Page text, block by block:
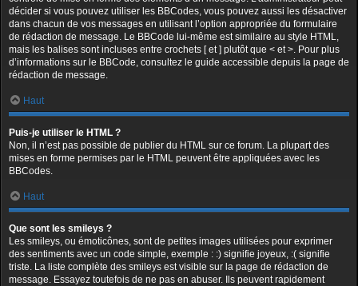
décider si vous pouvez utiliser les BBCodes, vous pouvez aussi les désactiver
dans chacun de vos messages en utilisant l’option appropriée du formulaire
de rédaction de message. Le BBCode lui-même est similaire au style HTML,
mais les balises sont incluses entre crochets [ et ] plutôt que < et >. Pour plus
d’informations sur le BBCode, consultez le guide accessible depuis la page de
rédaction de message.
Haut
Puis-je utiliser le HTML ?
Non, il n’est pas possible de publier du HTML sur ce forum. La plupart des
mises en forme permises par le HTML peuvent être appliquées avec les
BBCodes.
Haut
Que sont les smileys ?
Les smileys, ou émoticônes, sont de petites images utilisées pour exprimer
des sentiments avec un code simple, exemple : :) signifie joyeux, :( signifie
triste. La liste complète des smileys est visible sur la page de rédaction de
message. Essayez toutefois de ne pas en abuser. Ils peuvent rapidement